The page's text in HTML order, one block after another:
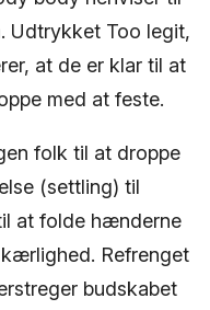
Udtrykket Too legit,
at de er klar til at
med at feste.
folk til at droppe
(settling) til
at folde hænderne
Refrenget
budskabet